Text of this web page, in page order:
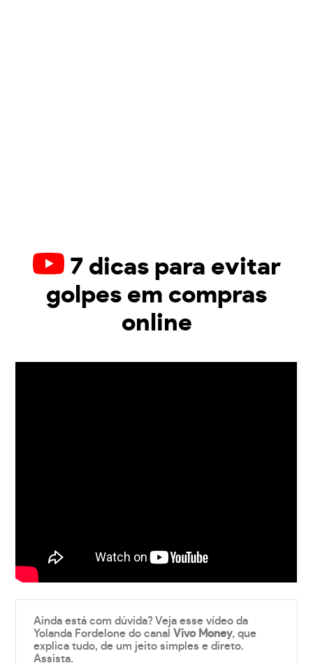
7 dicas para evitar
golpes em compras
online
Ainda está com dúvida? Veja esse vídeo da
Yolanda Fordelone do canalVivo Money, que
explica tudo, de um jeito simples e direto.
Assista.